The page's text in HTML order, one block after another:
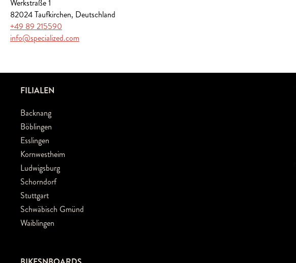
Werkstraße 1
82024 Taufkirchen, Deutschland
+49 89 215590
info@specialized.com
FILIALEN
Backnang
Böblingen
Esslingen
Kornwestheim
Ludwigsburg
Schorndorf
Stuttgart
Schwäbisch Gmünd
Waiblingen